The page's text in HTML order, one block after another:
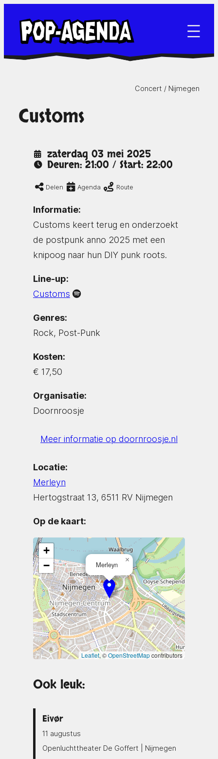
naar
inhoud
Concert / Nijmegen
Customs
zaterdag 03 mei 2025
Deuren: 21:00 / Start: 22:00
Delen Agenda Route
Informatie:
Customs keert terug en onderzoekt
de postpunk anno 2025 met een
knipoog naar hun DIY punk roots.
Line-up:
Customs
Genres:
Rock, Post-Punk
Kosten:
€ 17,50
Organisatie:
Doornroosje
Meer informatie op doornroosje.nl
Locatie:
Merleyn
Hertogstraat 13, 6511 RV Nijmegen
Op de kaart:
Merleyn
×
+
−
Leaflet, ©OpenStreetMapcontributors
Ook leuk:
Eivør
11 augustus
Openluchttheater De Goffert | Nijmegen